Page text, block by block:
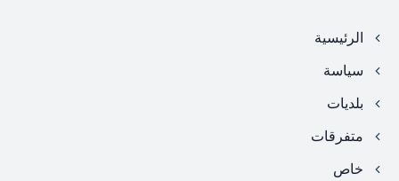
الرئيسية
سياسة
بلديات
متفرقات
خاص